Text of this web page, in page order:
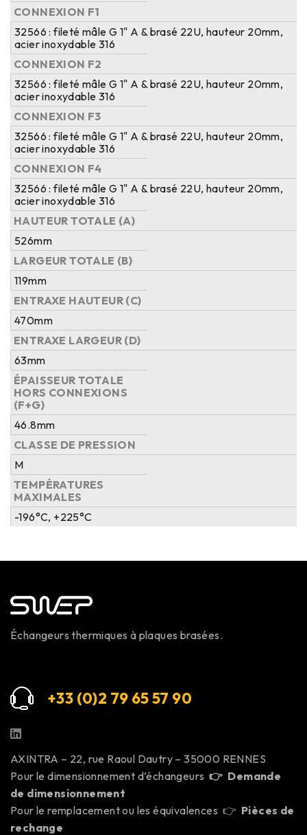
CONNEXION F1
32566 : fileté mâle G 1" A & brasé 22U, hauteur 20mm,
acier inoxydable 316
CONNEXION F2
32566 : fileté mâle G 1" A & brasé 22U, hauteur 20mm,
acier inoxydable 316
CONNEXION F3
32566 : fileté mâle G 1" A & brasé 22U, hauteur 20mm,
acier inoxydable 316
CONNEXION F4
32566 : fileté mâle G 1" A & brasé 22U, hauteur 20mm,
acier inoxydable 316
HAUTEUR TOTALE (A)
526mm
LARGEUR TOTALE (B)
119mm
ENTRAXE HAUTEUR (C)
470mm
ENTRAXE LARGEUR (D)
63mm
ÉPAISSEUR TOTALE
HORS CONNEXIONS
(F+G)
46.8mm
CLASSE DE PRESSION
M
TEMPÉRATURES
MAXIMALES
-196°C, +225°C
Échangeurs thermiques à plaques brasées.
+33 (0)2 79 65 57 90
AXINTRA – 22, rue Raoul Dautry – 35000 RENNES
Pour le dimensionnement d’échangeurs👉 Demande
de dimensionnement
Pour le remplacement ou les équivalences 👉 Pièces de
rechange